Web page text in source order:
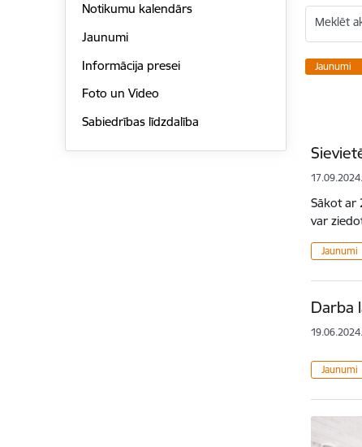
Notikumu kalendārs
Jaunumi
Informācija presei
Foto un Video
Sabiedrības līdzdalība
Meklēt
Jaunumi
17.09.2024.
Sākot ar
var
Jaunumi
Darba
19.06.2024.
Jaunumi